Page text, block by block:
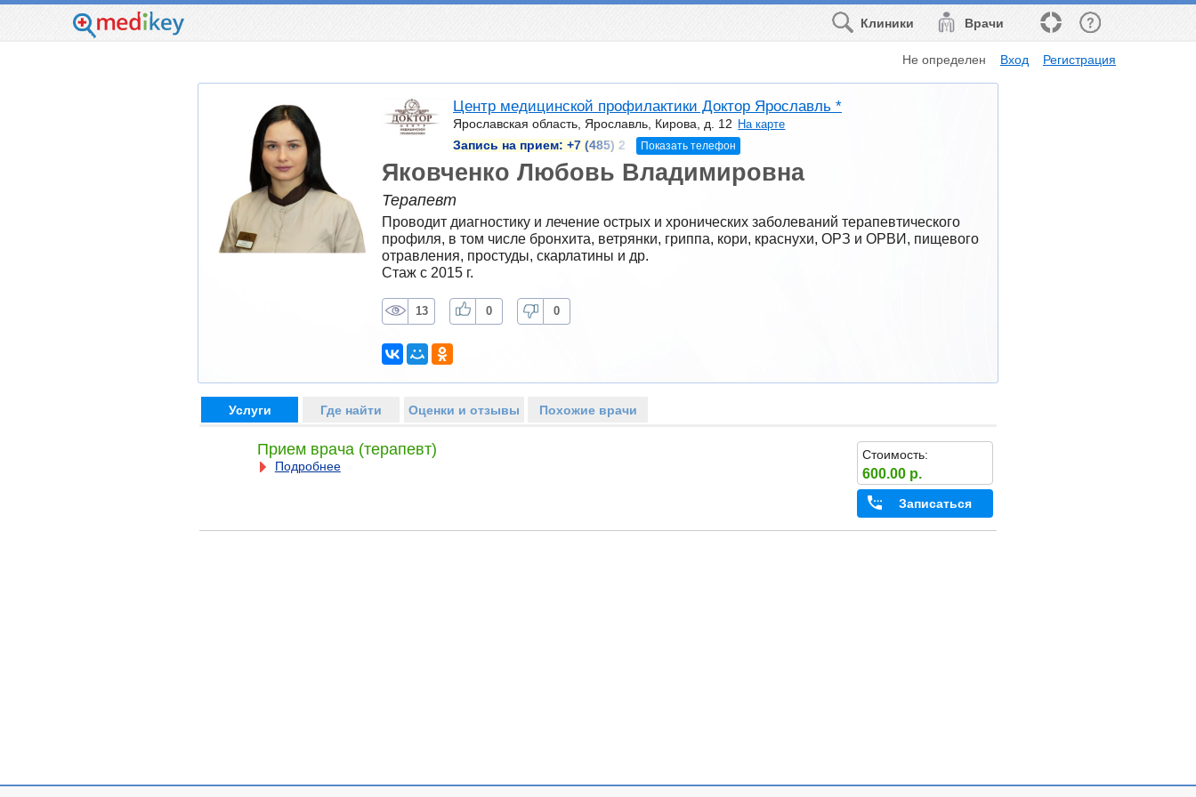
Врачи
Клиники
Не определен Вход Регистрация
Центр медицинской профилактики Доктор Ярославль *
Ярославская область, Ярославль, Кирова, д. 12 На карте
Запись на прием: +7 (485) 2 Показать телефон
Яковченко Любовь Владимировна
Терапевт
Проводит диагностику и лечение острых и хронических заболеваний терапевтического
профиля, в том числе бронхита, ветрянки, гриппа, кори, краснухи, ОРЗ и ОРВИ, пищевого
отравления, простуды, скарлатины и др.
Стаж с 2015 г.
13 0 0
Услуги Где найти Оценки и отзывы Похожие врачи
Прием врача (терапевт)
Подробнее
Стоимость:
600.00 р.
Записаться